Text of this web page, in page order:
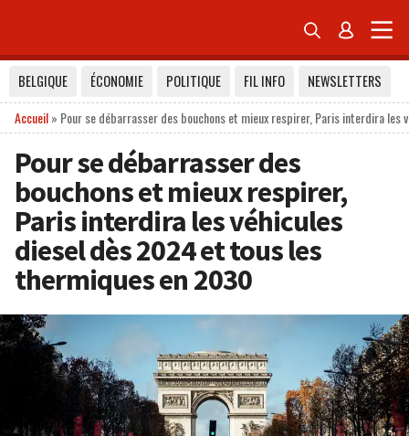
 
BELGIQUE ÉCONOMIE POLITIQUE FIL INFO
NEWSLETTERS
Accueil» Pour se débarrasser des bouchons et mieux respirer, Paris interdira
Pour se débarrasser des
bouchons et mieux respirer,
Paris interdira les véhicules
diesel dès 2024 et tous les
thermiques en 2030